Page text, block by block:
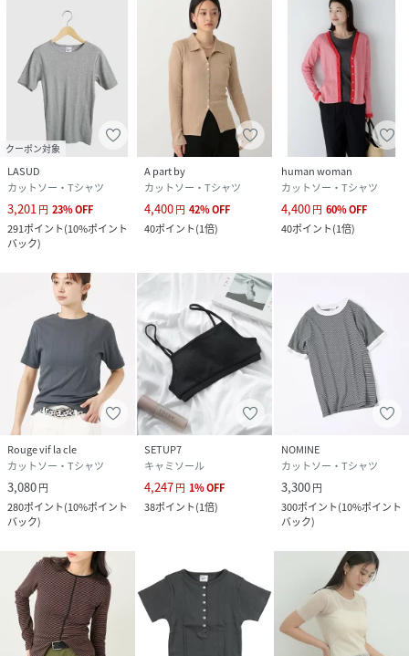
クーポン対象
LASUD
カットソー・Tシャツ
3,201円 23%OFF
291ポイント(10%ポイント
バック)
A part by
カットソー・Tシャツ
4,400円 42%OFF
40ポイント(1倍)
human woman
カットソー・Tシャツ
4,400円 60%OFF
40ポイント(1倍)
Rouge vif la cle
カットソー・Tシャツ
3,080円
280ポイント(10%ポイント
バック)
SETUP7
キャミソール
4,247円 1%OFF
38ポイント(1倍)
NOMINE
カットソー・Tシャツ
3,300円
300ポイント(10%ポイント
バック)